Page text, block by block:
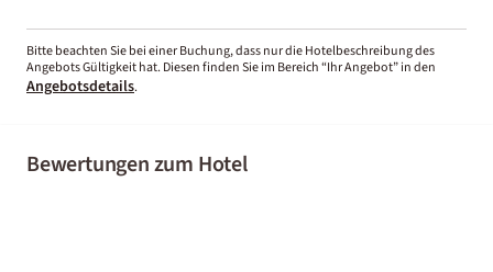
Bitte beachten Sie bei einer Buchung, dass nur die Hotelbeschreibung des
Angebots Gültigkeit hat. Diesen finden Sie im Bereich “Ihr Angebot” in den
Angebotsdetails.
Bewertungen zum Hotel